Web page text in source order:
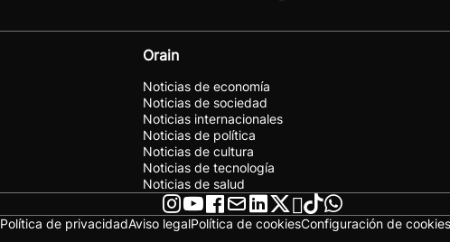
Orain
Noticias de economía
Noticias de sociedad
Noticias internacionales
Noticias de política
Noticias de cultura
Noticias de tecnología
Noticias de salud
Política de privacidadAviso legalPolítica de cookiesConfiguración de cookies